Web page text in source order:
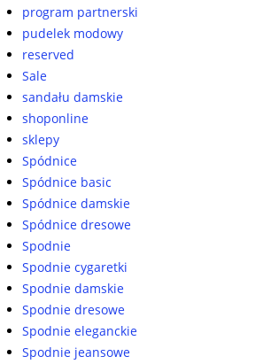
program partnerski
pudelek modowy
reserved
Sale
sandału damskie
shoponline
sklepy
Spódnice
Spódnice basic
Spódnice damskie
Spódnice dresowe
Spodnie
Spodnie cygaretki
Spodnie damskie
Spodnie dresowe
Spodnie eleganckie
Spodnie jeansowe